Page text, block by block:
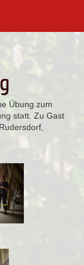
Übung zum
statt. Zu Gast